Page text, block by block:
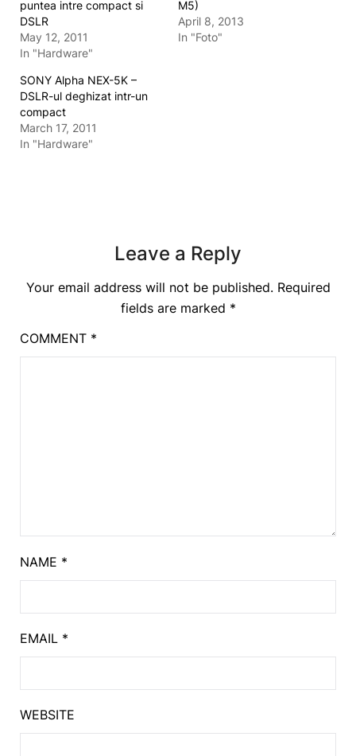
puntea intre compact si
DSLR
May 12, 2011
In "Hardware"
M5)
April 8, 2013
In "Foto"
SONY Alpha NEX-5K –
DSLR-ul deghizat intr-un
compact
March 17, 2011
In "Hardware"
Leave a Reply
Your email address will not be published. Required
fields are marked *
COMMENT *
NAME *
EMAIL *
WEBSITE